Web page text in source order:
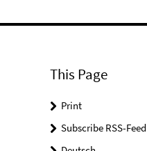
This Page
Print
Subscribe RSS-Feed